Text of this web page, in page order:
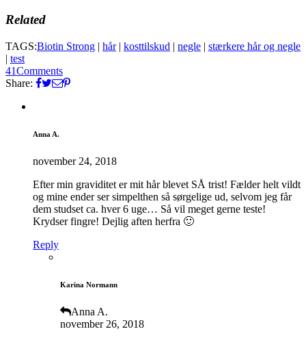
Related
TAGS:Biotin Strong | hår| kosttilskud | negle | stærkere hår og negle
| test
41Comments
Share:
Anna A.
november 24, 2018
Efter min graviditet er mit hår blevet SÅ trist! Fælder helt vildt
og mine ender ser simpelthen så sørgelige ud, selvom jeg får
dem studset ca. hver 6 uge… Så vil meget gerne teste!
Krydser fingre! Dejlig aften herfra 🙂
Reply
Karina Normann
Anna A.
november 26, 2018